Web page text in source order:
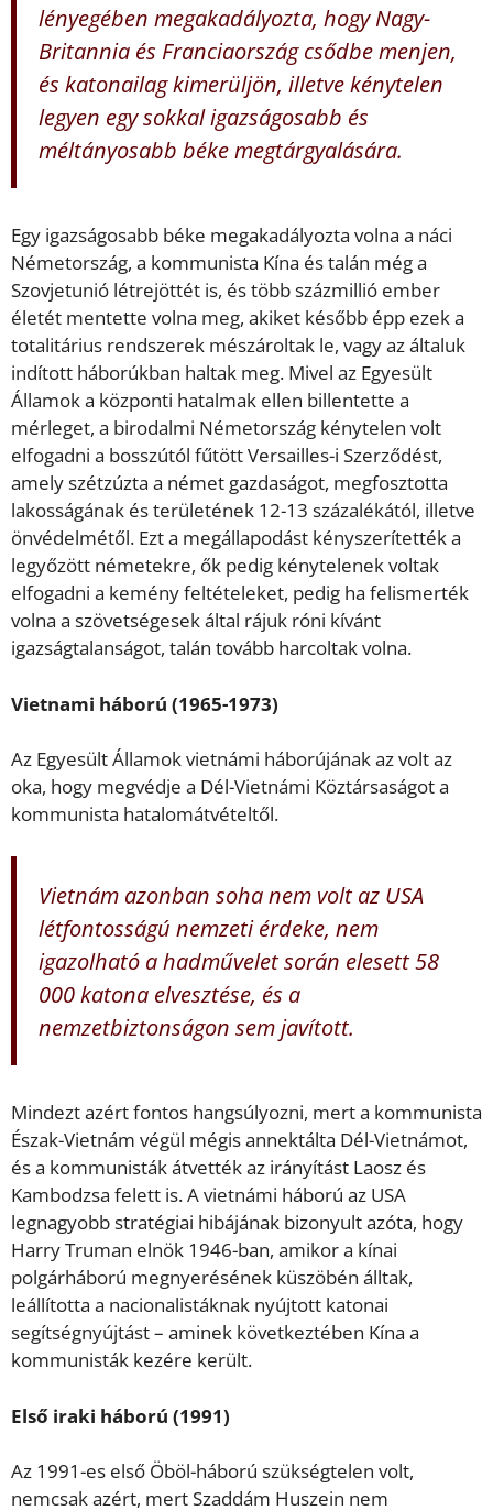
lényegében megakadályozta, hogy Nagy-
Britannia és Franciaország csődbe menjen,
és katonailag kimerüljön, illetve kénytelen
legyen egy sokkal igazságosabb és
méltányosabb béke megtárgyalására.
Egy igazságosabb béke megakadályozta volna a náci
Németország, a kommunista Kína és talán még a
Szovjetunió létrejöttét is, és több százmillió ember
életét mentette volna meg, akiket később épp ezek a
totalitárius rendszerek mészároltak le, vagy az általuk
indított háborúkban haltak meg. Mivel az Egyesült
Államok a központi hatalmak ellen billentette a
mérleget, a birodalmi Németország kénytelen volt
elfogadni a bosszútól fűtött Versailles-i Szerződést,
amely szétzúzta a német gazdaságot, megfosztotta
lakosságának és területének 12-13 százalékától, illetve
önvédelmétől. Ezt a megállapodást kényszerítették a
legyőzött németekre, ők pedig kénytelenek voltak
elfogadni a kemény feltételeket, pedig ha felismerték
volna a szövetségesek által rájuk róni kívánt
igazságtalanságot, talán tovább harcoltak volna.
Vietnami háború (1965-1973)
Az Egyesült Államok vietnámi háborújának az volt az
oka, hogy megvédje a Dél-Vietnámi Köztársaságot a
kommunista hatalomátvételtől.
Vietnám azonban soha nem volt az USA
létfontosságú nemzeti érdeke, nem
igazolható a hadművelet során elesett 58
000 katona elvesztése, és a
nemzetbiztonságon sem javított.
Mindezt azért fontos hangsúlyozni, mert a kommunista
Észak-Vietnám végül mégis annektálta Dél-Vietnámot,
és a kommunisták átvették az irányítást Laosz és
Kambodzsa felett is. A vietnámi háború az USA
legnagyobb stratégiai hibájának bizonyult azóta, hogy
Harry Truman elnök 1946-ban, amikor a kínai
polgárháború megnyerésének küszöbén álltak,
leállította a nacionalistáknak nyújtott katonai
segítségnyújtást – aminek következtében Kína a
kommunisták kezére került.
Első iraki háború (1991)
Az 1991-es első Öböl-háború szükségtelen volt,
nemcsak azért, mert Szaddám Huszein nem